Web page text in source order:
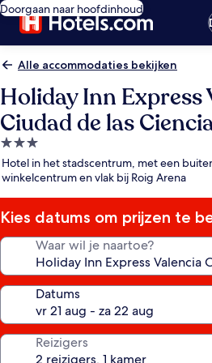
Doorgaan naar hoofdinhoud
Alle accommodaties bekijken
Holiday Inn Express
Ciudad de las
3.0-
sterrenaccommodatie
Hotel in het stadscentrum, met een
winkelcentrum en vlak bij Roig Arena
Kies datums om prijzen te
Waar wil je naartoe?
Datums
Reizigers